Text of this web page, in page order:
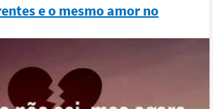
e o mesmo amor no